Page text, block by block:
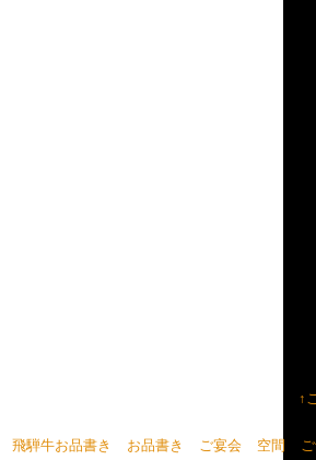
↑
飛騨牛お品書き お品書き ご宴会 空間